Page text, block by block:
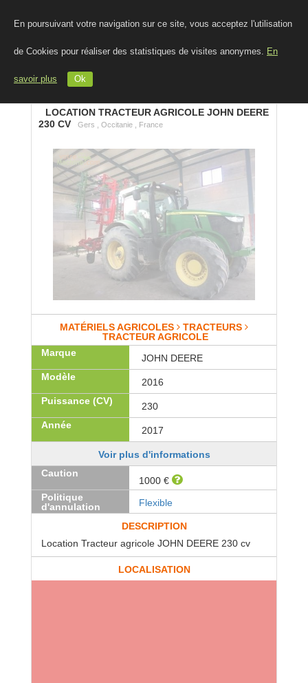
En poursuivant votre navigation sur ce site, vous acceptez l'utilisation
de Cookies pour réaliser des statistiques de visites anonymes. En
savoir plus Ok
LOCATION TRACTEUR AGRICOLE JOHN DEERE
230 CV
Gers , Occitanie , France
MATÉRIELS AGRICOLES
TRACTEURS
TRACTEUR AGRICOLE
Marque
JOHN DEERE
Modèle
2016
Puissance (CV)
230
Année
2017
Voir plus d'informations
Caution
1000 €
Politique
d'annulation
Flexible
DESCRIPTION
Location Tracteur agricole JOHN DEERE 230 cv
LOCALISATION